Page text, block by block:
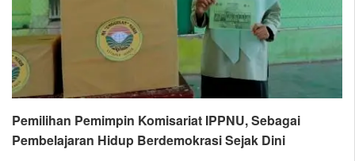
Pemilihan Pemimpin Komisariat IPPNU, Sebagai
Pembelajaran Hidup Berdemokrasi Sejak Dini